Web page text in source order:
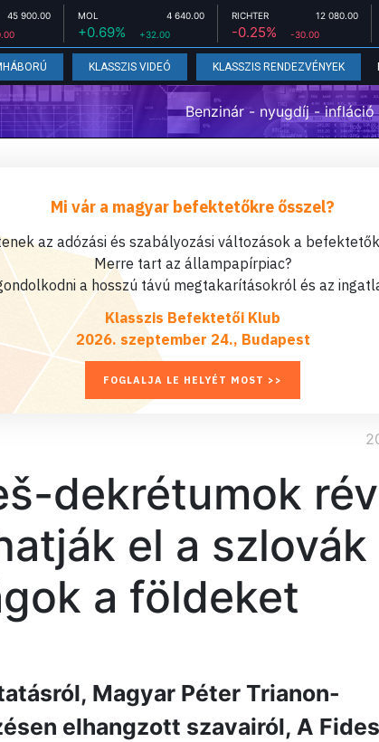
45 900.00 MOL 4 640.00
+0.69% +32.00
RICHTER 12 080.00
-0.25% -30.00
KLASSZIS VIDEÓ KLASSZIS RENDEZVÉNYEK
Benzinár - nyugdíj -
Mi vár a magyar befektetőkre ősszel?
az adózási és szabályozási változások a
Merre tart az állampapírpiac?
a hosszú távú megtakarításokról és az
Klasszis Befektetői Klub
2026. szeptember 24., Budapest
FOGLALJA LE HELYÉT MOST >>
dekrétumok
el a szlovák
a földeket
Magyar Péter Trianon-
elhangzott szavairól, A